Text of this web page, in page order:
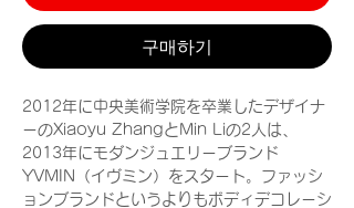
구매하기
2012年に中央美術学院を卒業したデザイナ
ーのXiaoyu ZhangとMin Liの2人は、
2013年にモダンジュエリーブランド
YVMIN（イヴミン）をスタート。ファッシ
ョンブランドというよりもボディデコレーシ